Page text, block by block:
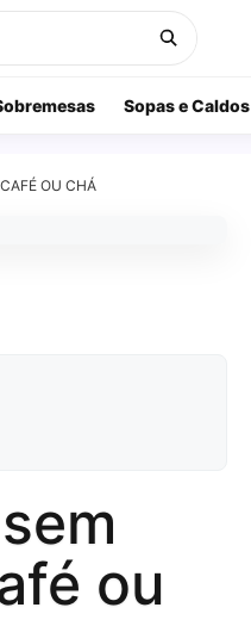
Sopas e Caldos
OU CHÁ
ou